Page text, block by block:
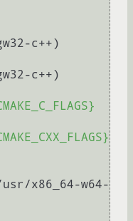
c++)
/usr/x86_64-w64-